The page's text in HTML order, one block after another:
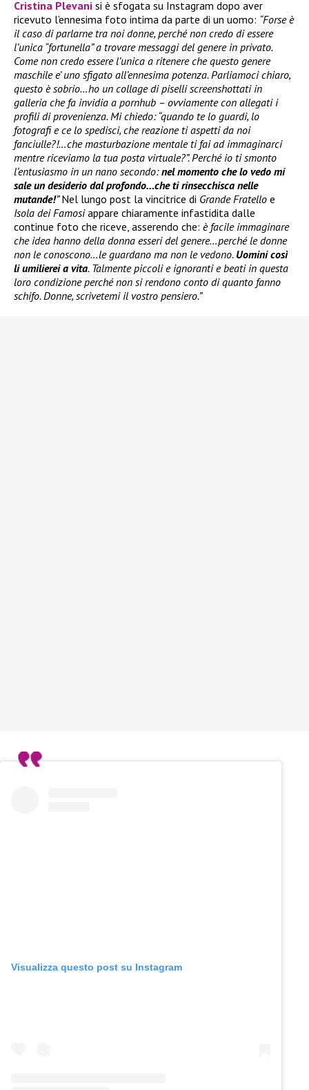
Cristina Plevani si è sfogata su Instagram dopo aver
ricevuto l’ennesima foto intima da parte di un uomo: “Forse è
il caso di parlarne tra noi donne, perché non credo di essere
l’unica “fortunella” a trovare messaggi del genere in privato.
Come non credo essere l’unica a ritenere che questo genere
maschile e’ uno sfigato all’ennesima potenza. Parliamoci chiaro,
questo è sobrio…ho un collage di piselli screenshottati in
galleria che fa invidia a pornhub – ovviamente con allegati i
profili di provenienza. Mi chiedo: “quando te lo guardi, lo
fotografi e ce lo spedisci, che reazione ti aspetti da noi
fanciulle?!…che masturbazione mentale ti fai ad immaginarci
mentre riceviamo la tua posta virtuale?”. Perché io ti smonto
l’entusiasmo in un nano secondo:nel momento che lo vedo mi
sale un desiderio dal profondo…che ti rinsecchisca nelle
mutande!”Nel lungo post la vincitrice di Grande Fratello e
Isola dei Famosiappare chiaramente infastidita dalle
continue foto che riceve, asserendo che: è facile immaginare
che idea hanno della donna esseri del genere…perché le donne
non le conoscono…le guardano ma non le vedono. Uomini così
li umilierei a vita. Talmente piccoli e ignoranti e beati in questa
loro condizione perché non si rendono conto di quanto fanno
schifo. Donne, scrivetemi il vostro pensiero.”
Visualizza questo post su Instagram